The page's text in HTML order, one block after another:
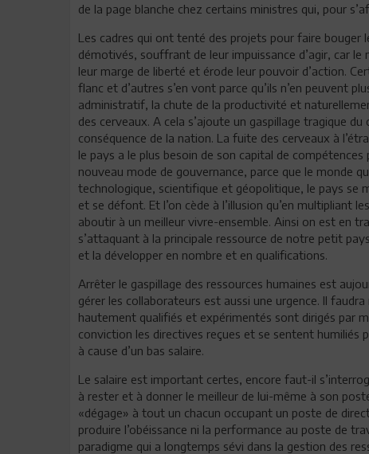
de la page blanche chez certains ministres qui, pour
Les cadres qui ont tenté des projets pour faire
démotivés, souffrant de leur impuissance d’agir, car
leur marge de liberté et érode leur pouvoir d’action.
flanc et d’autres s’en vont parce qu’ils n’en peuvent
administratif, la chute de la productivité et
des cerveaux. A cela s’ajoute un gaspillage tragique
conséquence de la nation. La fuite des cerveaux à
le pays a le plus besoin de son capital de
nouveau mode de gouvernance, parce que le monde
technologique, scientifique et géopolitique, le pays se
et se défont. Et l’on cède à l’illusion qu’en multipliant
aboutir à un meilleur vivre-ensemble. Ainsi on est en
s’attaquant à la principale ressource de notre petit
et la développer en nombre et en qualifications.
Arrêter le gaspillage des ressources humaines est
gérer les collaborateurs est aussi une urgence. Il
hautement qualifiés et expérimentés sont dirigés par
conviction les directives reçues et se sentent humiliés
à cause d’un bas salaire.
Le salaire est important certes, encore faut-il
à rester et à donner le meilleur de lui-même à son
«dégage» à tout un chacun occupant un poste de
produire l’obéissance ni la performance au poste de
paradigme qui a longtemps sévi dans la gestion des